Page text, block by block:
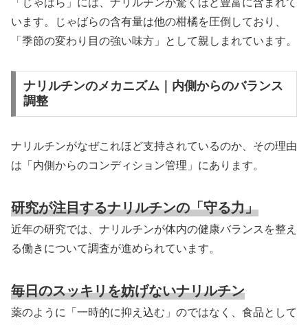
います。じゃばらの含有量は他の柑橘を圧倒しており、
「季節の変わり目の強い味方」として親しまれています。
ナリルチンのメカニズム｜内側からのバランス
調整
ナリルチンがなぜこれほど支持されているのか、その理由
は「内側からのコンディション管理」にあります。
研究が注目するナリルチンの「守る力」
近年の研究では、ナリルチンが体内の健康バランスを整え
る働きについて調査が進められています。
毎日のスッキリを妨げないナリルチン
薬のように「一時的に抑え込む」のではなく、食品として